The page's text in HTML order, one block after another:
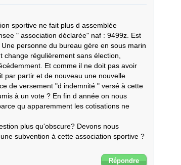
sportive ne fait plus d assemblée
" association déclarée" naf : 9499z. Est
personne du bureau gère en sous marin
régulièrement sans élection,
Et comme il ne doit pas avoir
par partir et de nouveau une nouvelle
de versement "d indemnité " versé à cette
à un vote ? En fin d année on nous
qu apparemment les cotisations ne
plus qu'obscure? Devons nous
subvention à cette association sportive ?
Répondre